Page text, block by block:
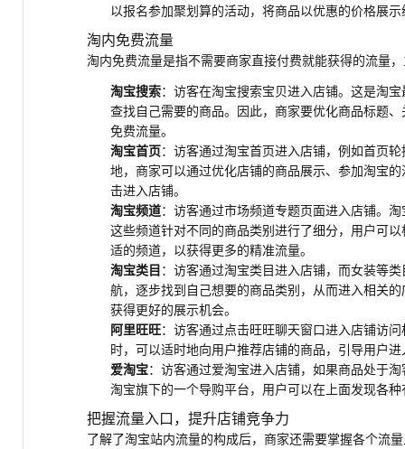
以报名参加聚划算的活动，将商品以优惠的价格展
淘内免费流量
淘内免费流量是指不需要商家直接付费就能获得的流量
淘宝搜索：访客在淘宝搜索宝贝进入店铺。这是淘
查找自己需要的商品。因此，商家要优化商品标题
免费流量。
淘宝首页：访客通过淘宝首页进入店铺，例如首页
地，商家可以通过优化店铺的商品展示、参加淘宝
击进入店铺。
淘宝频道：访客通过市场频道专题页面进入店铺。
这些频道针对不同的商品类别进行了细分，用户可
适的频道，以获得更多的精准流量。
淘宝类目：访客通过淘宝类目进入店铺，而女装等
航，逐步找到自己想要的商品类别，从而进入相关
获得更好的展示机会。
阿里旺旺：访客通过点击旺旺聊天窗口进入店铺访
时，可以适时地向用户推荐店铺的商品，引导用户
爱淘宝：访客通过爱淘宝进入店铺，如果商品处于
淘宝旗下的一个导购平台，用户可以在上面发现各
把握流量入口，提升店铺竞争力
了解了淘宝站内流量的构成后，商家还需要掌握各个流